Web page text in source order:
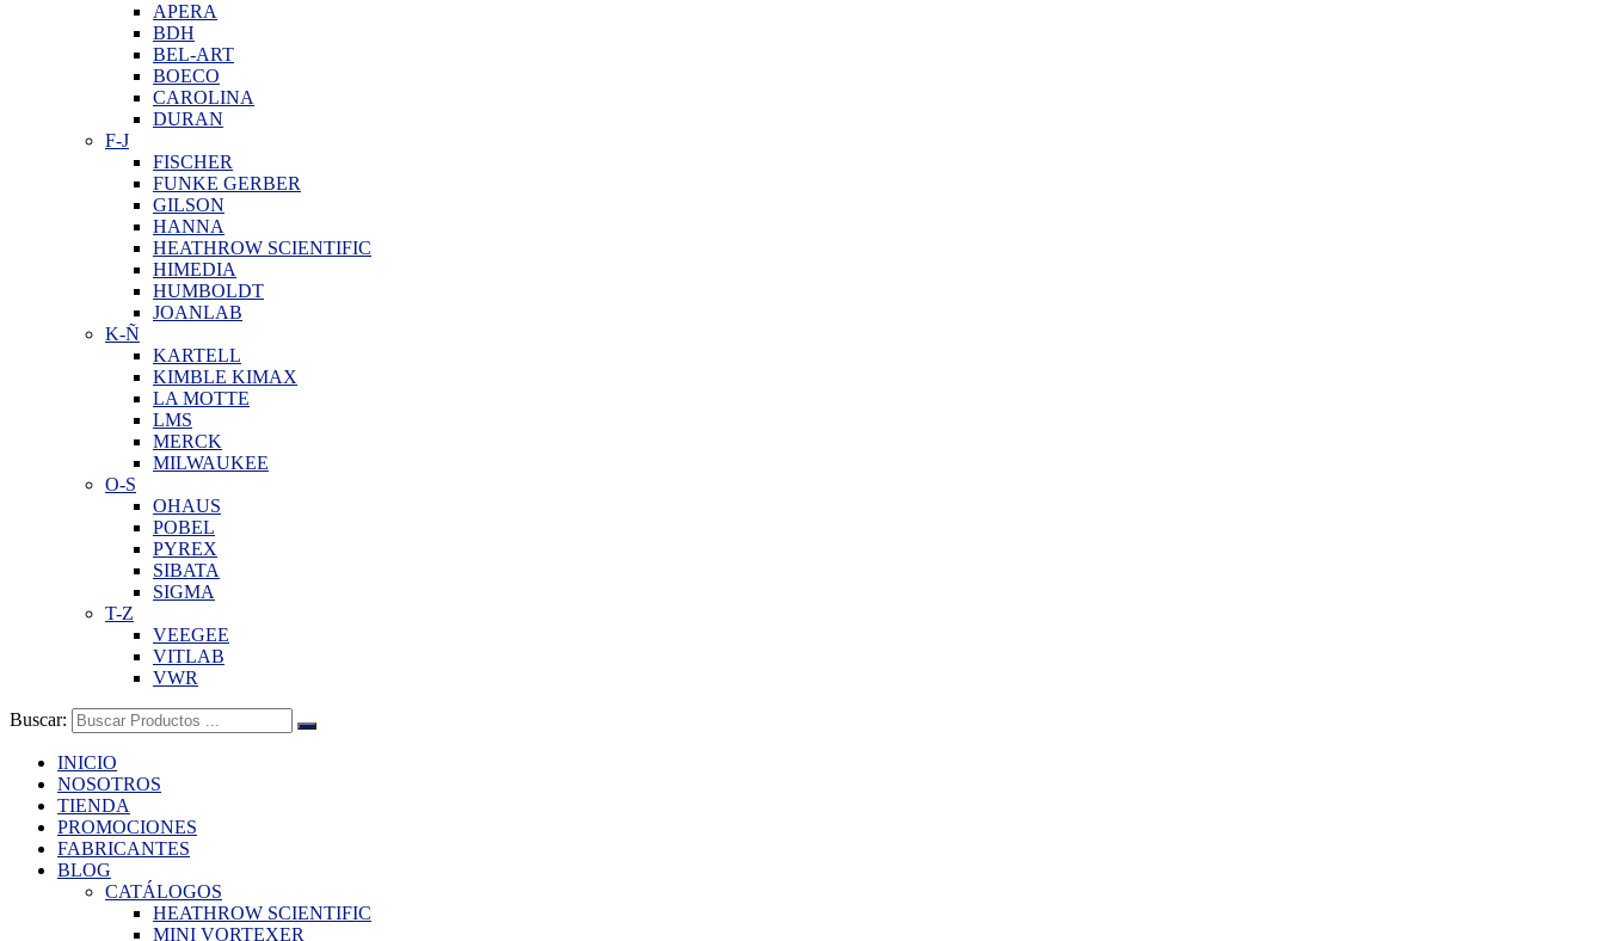
APERA
BDH
BEL-ART
BOECO
CAROLINA
DURAN
F-J
FISCHER
FUNKE GERBER
GILSON
HANNA
HEATHROW SCIENTIFIC
HIMEDIA
HUMBOLDT
JOANLAB
K-Ñ
KARTELL
KIMBLE KIMAX
LA MOTTE
LMS
MERCK
MILWAUKEE
O-S
OHAUS
POBEL
PYREX
SIBATA
SIGMA
T-Z
VEEGEE
VITLAB
VWR
Buscar:
INICIO
NOSOTROS
TIENDA
PROMOCIONES
FABRICANTES
BLOG
CATÁLOGOS
HEATHROW SCIENTIFIC
MINI VORTEXER